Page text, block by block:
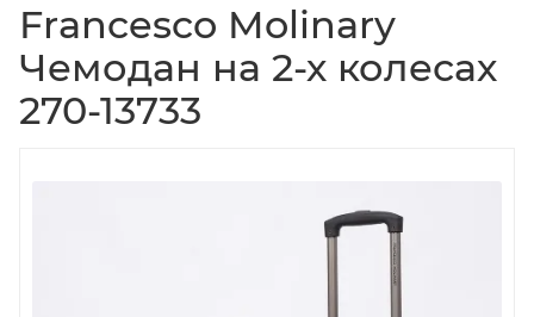
Francesco Molinary
Чемодан на 2-х колесах
270-13733